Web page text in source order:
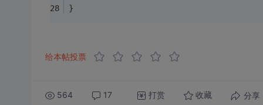
}
给本帖投票
564 17 打赏 收藏 分享